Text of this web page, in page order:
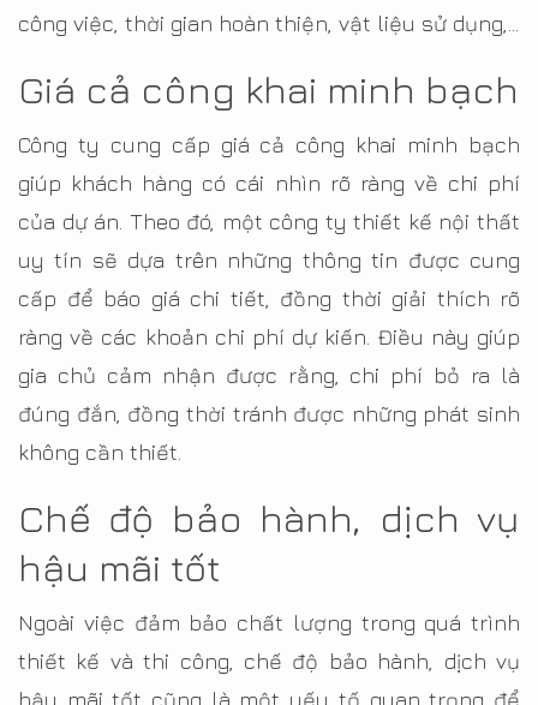
công việc, thời gian hoàn thiện, vật liệu sử dụng,…
Giá cả công khai minh bạch
Công ty cung cấp giá cả công khai minh bạch
giúp khách hàng có cái nhìn rõ ràng về chi phí
của dự án. Theo đó, một công ty thiết kế nội thất
uy tín sẽ dựa trên những thông tin được cung
cấp để báo giá chi tiết, đồng thời giải thích rõ
ràng về các khoản chi phí dự kiến. Điều này giúp
gia chủ cảm nhận được rằng, chi phí bỏ ra là
đúng đắn, đồng thời tránh được những phát sinh
không cần thiết.
Chế độ bảo hành, dịch vụ
hậu mãi tốt
Ngoài việc đảm bảo chất lượng trong quá trình
thiết kế và thi công, chế độ bảo hành, dịch vụ
hậu mãi tốt cũng là một yếu tố quan trọng để